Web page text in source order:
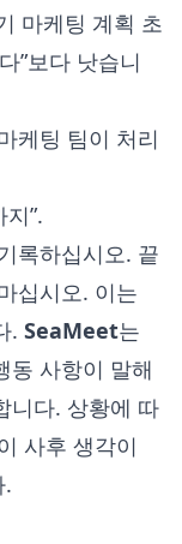
마케팅 계획 초
”보다 낫습니
케팅 팀이 처리
”.
록하십시오. 끝
십시오. 이는
. SeaMeet는
동 사항이 말해
니다. 상황에 따
사후 생각이
.